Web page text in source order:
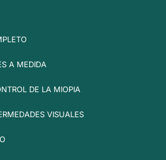
A MEDIDA
DE LA MIOPIA
VISUALES